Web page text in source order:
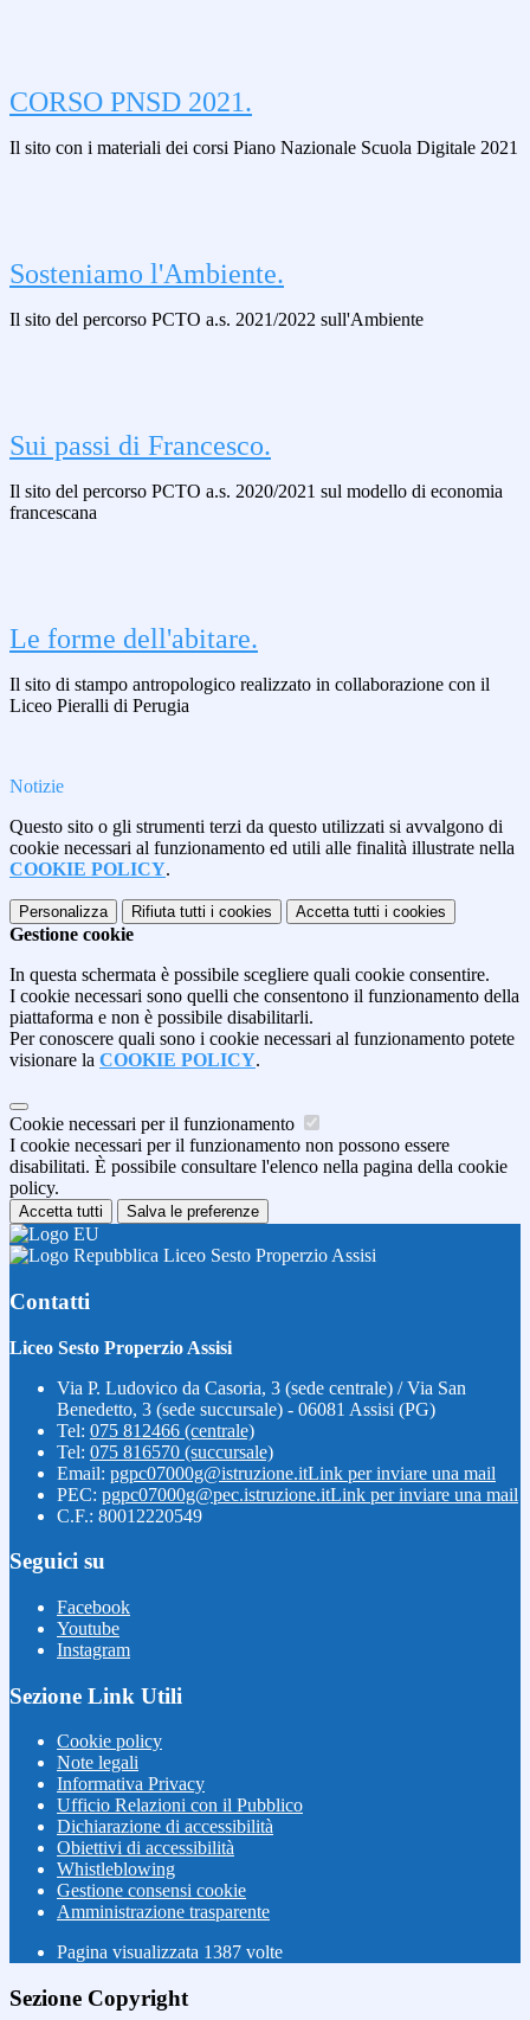
CORSO PNSD 2021.
Il sito con i materiali dei corsi Piano Nazionale Scuola Digitale 2021
Sosteniamo l'Ambiente.
Il sito del percorso PCTO a.s. 2021/2022 sull'Ambiente
Sui passi di Francesco.
Il sito del percorso PCTO a.s. 2020/2021 sul modello di economia
francescana
Le forme dell'abitare.
Il sito di stampo antropologico realizzato in collaborazione con il
Liceo Pieralli di Perugia
Notizie
Questo sito o gli strumenti terzi da questo utilizzati si avvalgono di
cookie necessari al funzionamento ed utili alle finalità illustrate nella
COOKIE POLICY.
Personalizza Rifiuta tutti i cookies Accetta tutti i cookies
Gestione cookie
In questa schermata è possibile scegliere quali cookie consentire.
I cookie necessari sono quelli che consentono il funzionamento della
piattaforma e non è possibile disabilitarli.
Per conoscere quali sono i cookie necessari al funzionamento potete
visionare la COOKIE POLICY.
Cookie necessari per il funzionamento
I cookie necessari per il funzionamento non possono essere
disabilitati. È possibile consultare l'elenco nella pagina della cookie
policy.
Accetta tutti Salva le preferenze
Liceo Sesto Properzio Assisi
Contatti
Liceo Sesto Properzio Assisi
Via P. Ludovico da Casoria, 3 (sede centrale) / Via San
Benedetto, 3 (sede succursale) - 06081 Assisi (PG)
Tel: 075 812466 (centrale)
Tel: 075 816570 (succursale)
Email: pgpc07000g@istruzione.itLink per inviare una mail
PEC: pgpc07000g@pec.istruzione.itLink per inviare una mail
C.F.: 80012220549
Seguici su
Facebook
Youtube
Instagram
Sezione Link Utili
Cookie policy
Note legali
Informativa Privacy
Ufficio Relazioni con il Pubblico
Dichiarazione di accessibilità
Obiettivi di accessibilità
Whistleblowing
Gestione consensi cookie
Amministrazione trasparente
Pagina visualizzata 1387 volte
Sezione Copyright